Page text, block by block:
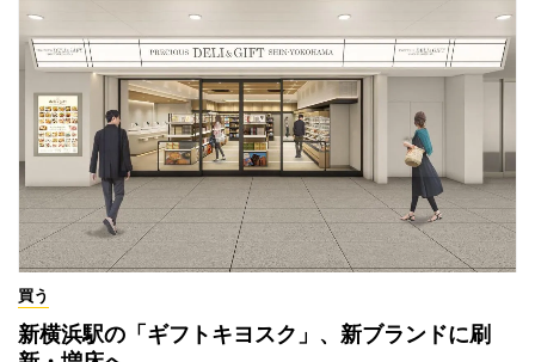
買う
新横浜駅の「ギフトキヨスク」、新ブランドに刷